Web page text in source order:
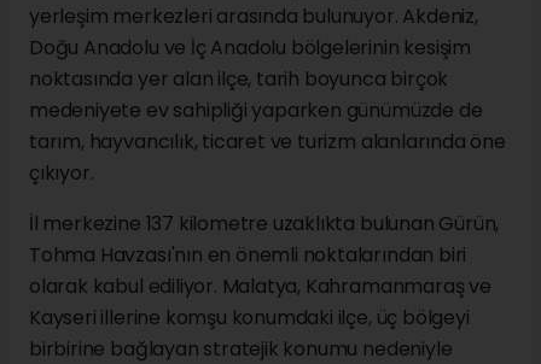
yerleşim merkezleri arasında bulunuyor. Akdeniz,
Doğu Anadolu ve İç Anadolu bölgelerinin kesişim
noktasında yer alan ilçe, tarih boyunca birçok
medeniyete ev sahipliği yaparken günümüzde de
tarım, hayvancılık, ticaret ve turizm alanlarında öne
çıkıyor.
İl merkezine 137 kilometre uzaklıkta bulunan Gürün,
Tohma Havzası'nın en önemli noktalarından biri
olarak kabul ediliyor. Malatya, Kahramanmaraş ve
Kayseri illerine komşu konumdaki ilçe, üç bölgeyi
birbirine bağlayan stratejik konumu nedeniyle